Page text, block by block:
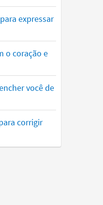
expressar
o coração e
você de
corrigir